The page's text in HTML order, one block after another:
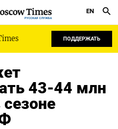
РУССКАЯ СЛУЖБА
EN
ПОДДЕРЖАТЬ
43-44 млн